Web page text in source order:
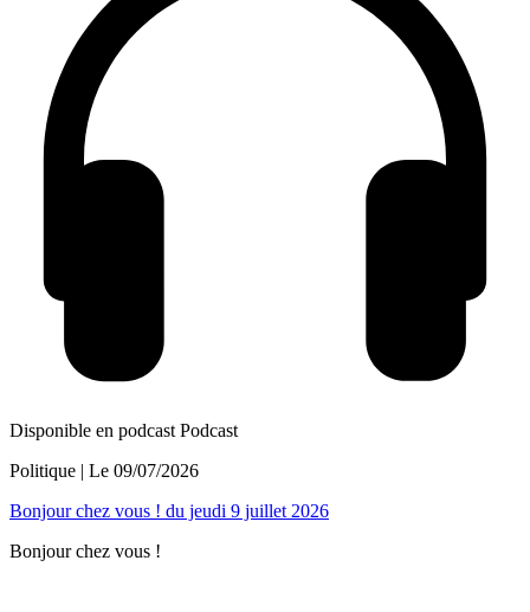
Disponible en podcast Podcast
Politique | Le 09/07/2026
Bonjour chez vous ! du jeudi 9 juillet 2026
Bonjour chez vous !